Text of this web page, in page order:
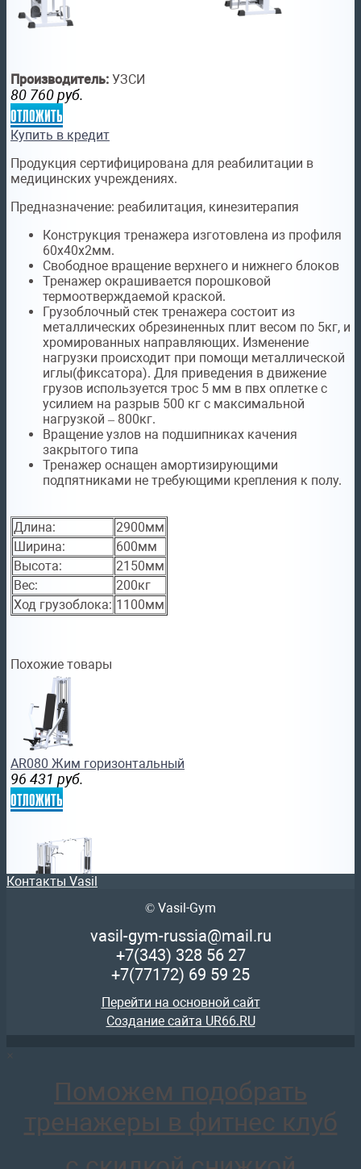
Производитель: УЗСИ
80 760 руб.
отложить
Купить в кредит
Продукция сертифицирована для реабилитации в
медицинских учреждениях.
Предназначение: реабилитация, кинезитерапия
Конструкция тренажера изготовлена из профиля
60х40х2мм.
Свободное вращение верхнего и нижнего блоков
Тренажер окрашивается порошковой
термоотверждаемой краской.
Грузоблочный стек тренажера состоит из
металлических обрезиненных плит весом по 5кг, и
хромированных направляющих. Изменение
нагрузки происходит при помощи металлической
иглы(фиксатора). Для приведения в движение
грузов используется трос 5 мм в пвх оплетке с
усилием на разрыв 500 кг с максимальной
нагрузкой – 800кг.
Вращение узлов на подшипниках качения
закрытого типа
Тренажер оснащен амортизирующими
подпятниками не требующими крепления к полу.
Длина:
2900мм
Ширина:
600мм
Высота:
2150мм
Вес:
200кг
Ход грузоблока: 1100мм
Похожие товары
AR080 Жим горизонтальный
96 431 руб.
отложить
AR092х4х100 Блочная станция регулируемая (стек
отложить
Контакты Vasil
© Vasil-Gym
vasil-gym-russia@mail.ru
+7(343) 328 56 27
+7(77172) 69 59 25
Перейти на основной сайт
Создание сайта UR66.RU
×
Поможем подобрать
тренажеры в фитнес клуб